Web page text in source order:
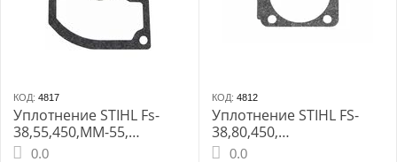
КОД: 4817
Уплотнение STIHL Fs-
38,55,450,MM-55,
диафрагмы т/н карб.
0.0
КОД: 4812
Уплотнение STIHL FS-
38,80,450,
рег.мембр.карбюратора
0.0